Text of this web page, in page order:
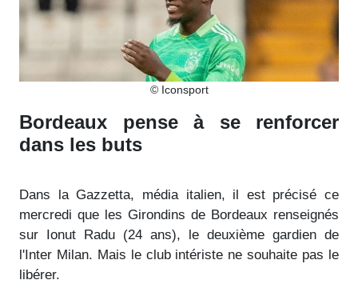
© Iconsport
Bordeaux pense à se renforcer
dans les buts
Dans la Gazzetta, média italien, il est précisé ce
mercredi que les Girondins de Bordeaux renseignés
sur Ionut Radu (24 ans), le deuxième gardien de
l'Inter Milan. Mais le club intériste ne souhaite pas le
libérer.